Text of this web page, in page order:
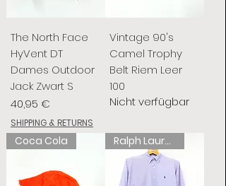
The North Face
HyVent DT
Dames Outdoor
Jack Zwart S
Preis
40,95 €
SHIPPING & RETURNS
Vintage 90's
Camel Trophy
Belt Riem Leer
100
Nicht verfügbar
Coca Cola Ralph Lauren